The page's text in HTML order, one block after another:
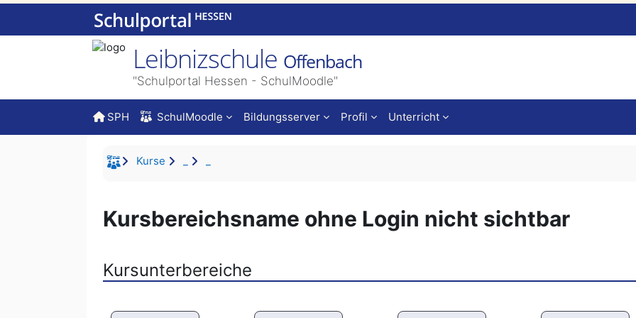
Zum Hauptinhalt
Leibnizschule Offenbach
"Schulportal Hessen - SchulMoodle"
SPH SchulMoodle Bildungsserver Profil Unterricht
Kurse
Kursbereichsname ohne Login nicht sichtbar
Kursunterbereiche